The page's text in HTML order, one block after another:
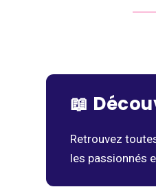
📖
Retrouvez
les passionnés